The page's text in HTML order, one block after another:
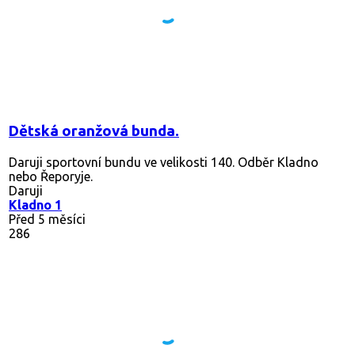
Dětská oranžová bunda.
Daruji sportovní bundu ve velikosti 140. Odběr Kladno
nebo Řeporyje.
Daruji
Kladno 1
Před 5 měsíci
286